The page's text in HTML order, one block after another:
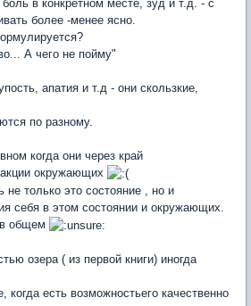
в конкретном месте, зуд и т.д. - с
более -менее ясно.
А чего не пойму"
апатия и т.д - они скользкие,
по разному.
когда они через край
окружающих
не только это состояние , но и
себя в этом состоянии и окружающих.
общем
озера ( из первой книги) иногда
есть возможностьего качественно